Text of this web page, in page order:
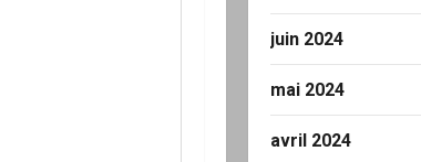
juin 2024
mai 2024
avril 2024